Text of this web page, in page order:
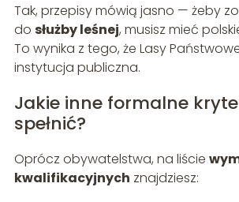
Tak, przepisy mówią jasno — żeby
do służby leśnej, musisz mieć
To wynika z tego, że Lasy
instytucja publiczna.
Jakie inne formalne
spełnić?
Oprócz obywatelstwa, na liście
kwalifikacyjnych znajdziesz: